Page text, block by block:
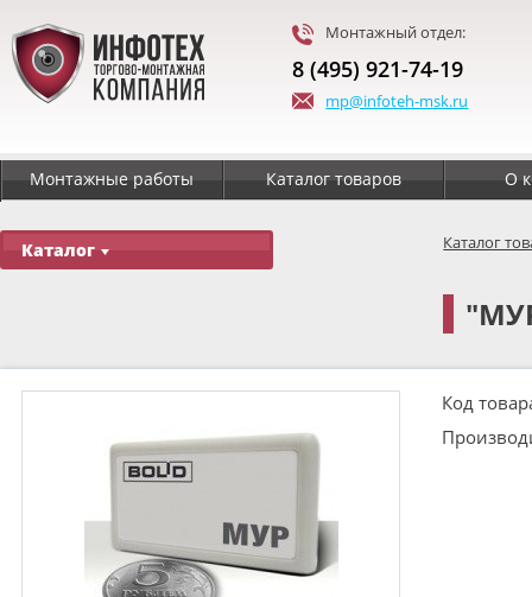
Монтажный отдел:
8 (495) 921-74-19
mp@infoteh-msk.ru
Монтажные работы Каталог товаров О
Каталог Каталог
Код